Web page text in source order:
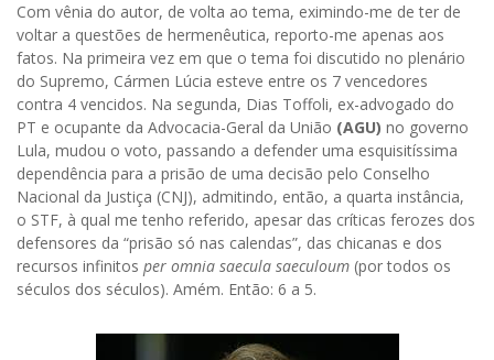
Com vênia do autor, de volta ao tema, eximindo-me de ter de
voltar a questões de hermenêutica, reporto-me apenas aos
fatos. Na primeira vez em que o tema foi discutido no plenário
do Supremo, Cármen Lúcia esteve entre os 7 vencedores
contra 4 vencidos. Na segunda, Dias Toffoli, ex-advogado do
PT e ocupante da Advocacia-Geral da União (AGU) no governo
Lula, mudou o voto, passando a defender uma esquisitíssima
dependência para a prisão de uma decisão pelo Conselho
Nacional da Justiça (CNJ), admitindo, então, a quarta instância,
o STF, à qual me tenho referido, apesar das críticas ferozes dos
defensores da “prisão só nas calendas”, das chicanas e dos
recursos infinitos per omnia saecula saeculoum (por todos os
séculos dos séculos). Amém. Então: 6 a 5.